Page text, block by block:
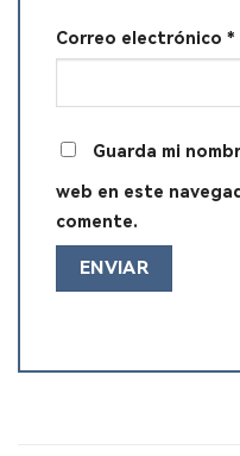
Correo electrónico *
Guarda mi
web en este
comente.